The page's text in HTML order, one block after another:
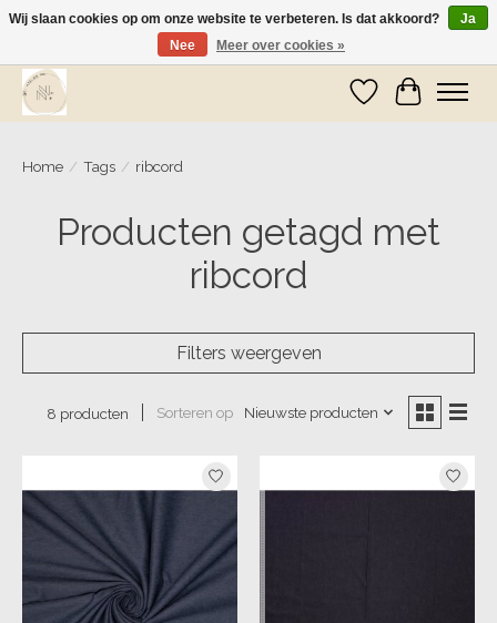
Wij zijn op vakantie! Vanaf zaterdag 9 mei worden er weer pakketjes verzonden
Verlanglijst
Home / Tags / ribcord
Producten getagd met
ribcord
Filters weergeven
8 producten Sorteren op Nieuwste producten
Wij slaan cookies op om onze website te verbeteren. Is dat akkoord?
Ja
Nee
Meer over cookies »